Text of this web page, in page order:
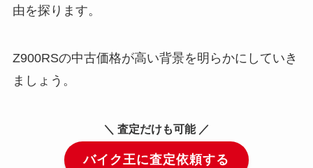
由を探ります。
Z900RSの中古価格が高い背景を明らかにしていき
ましょう。
＼ 査定だけも可能 ／
バイク王に査定依頼する